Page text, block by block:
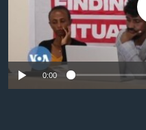
ቋንቋዎች
No media
0:00